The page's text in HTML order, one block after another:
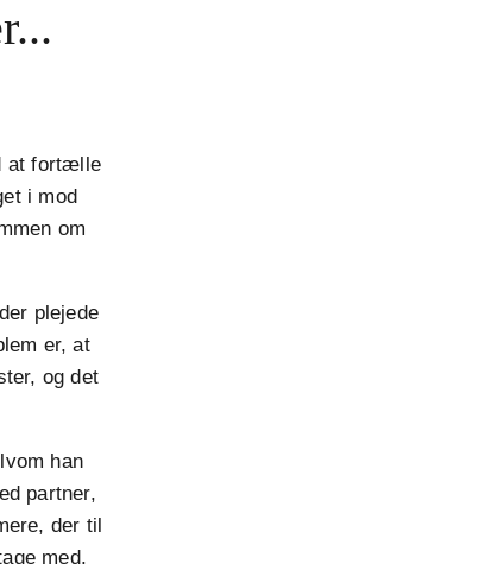
at fortælle
i mod
om
plejede
er, at
og det
han
partner,
der til
med.